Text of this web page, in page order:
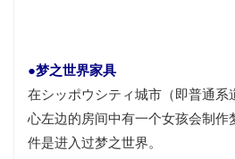
●梦之世界家具
在シッポウシティ城市（即普通系
心左边的房间中有一个女孩会制作
件是进入过梦之世界。